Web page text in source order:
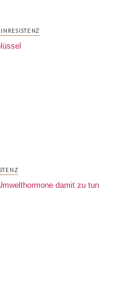
damit zu tun